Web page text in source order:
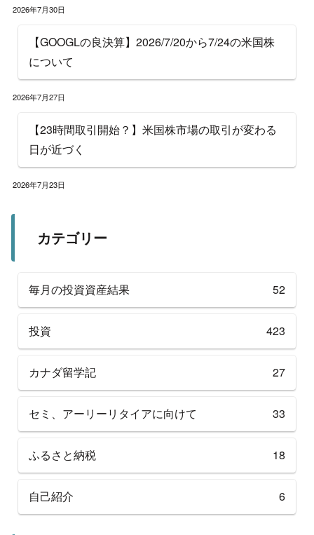
2026年7月30日
【GOOGLの良決算】2026/7/20から7/24の米国株
について
2026年7月27日
【23時間取引開始？】米国株市場の取引が変わる
日が近づく
2026年7月23日
カテゴリー
毎月の投資資産結果 52
投資 423
カナダ留学記 27
セミ、アーリーリタイアに向けて 33
ふるさと納税 18
自己紹介 6